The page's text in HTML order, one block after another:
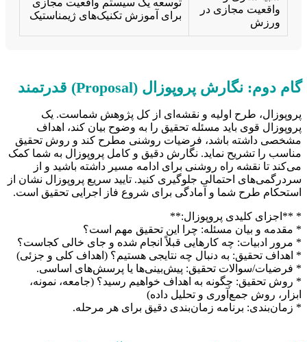
واقعیت مجازی در
ورزش
توسعه یک سیستم واقعیت مجازی
برای آموزش تکنیک‌های ژیمناستیک
گام دوم: نگارش پروپوزال (Proposal) قدرتمند
پروپوزال، طرح اولیه و نقشه‌ای از کل پژوهش شماست. یک
پروپوزال قوی باید مسئله تحقیق را به وضوح بیان کند، اهداف
مشخصی داشته باشد، فرضیات روشنی مطرح کند و روش تحقیق
مناسب را تشریح نماید. نگارش دقیق و کامل پروپوزال به شما کمک
می‌کند تا نقشه راه روشنی برای ادامه مسیر داشته باشید و از
سردرگمی‌های احتمالی جلوگیری کنید. تایید سریع پروپوزال نشان از
استحکام طرح شما و آمادگی برای شروع فاز اجرایی تحقیق است.
* **اجزای کلیدی پروپوزال:**
* مقدمه و بیان مسئله: چرا این تحقیق مهم است؟
* مرور ادبیات: چه کارهایی قبلاً انجام شده و جای خالی کجاست؟
* اهداف تحقیق: به دنبال چه نتایجی هستیم؟ (اهداف کلی و جزئی)
* فرضیات/سوالات تحقیق: پیش‌بینی‌ها یا پرسش‌های اساسی.
* روش تحقیق: چگونه به اهداف خواهیم رسید؟ (جامعه، نمونه،
ابزار، روش جمع‌آوری و تحلیل داده)
* زمان‌بندی: برنامه زمان‌بندی دقیق برای هر مرحله.